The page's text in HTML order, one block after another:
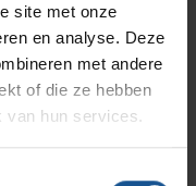
site met onze
en analyse. Deze
met andere
of die ze hebben
van hun services.
Offerte